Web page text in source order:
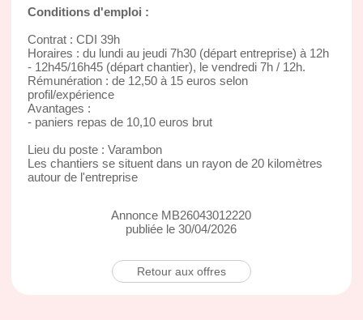
Conditions d'emploi :
Contrat : CDI 39h
Horaires : du lundi au jeudi 7h30 (départ entreprise) à 12h
- 12h45/16h45 (départ chantier), le vendredi 7h / 12h.
Rémunération : de 12,50 à 15 euros selon
profil/expérience
Avantages :
- paniers repas de 10,10 euros brut
Lieu du poste : Varambon
Les chantiers se situent dans un rayon de 20 kilomètres
autour de l'entreprise
Annonce MB26043012220
publiée le 30/04/2026
Retour aux offres